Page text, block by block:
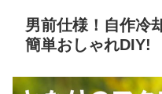
男前仕様！自作冷
簡単おしゃれDIY!